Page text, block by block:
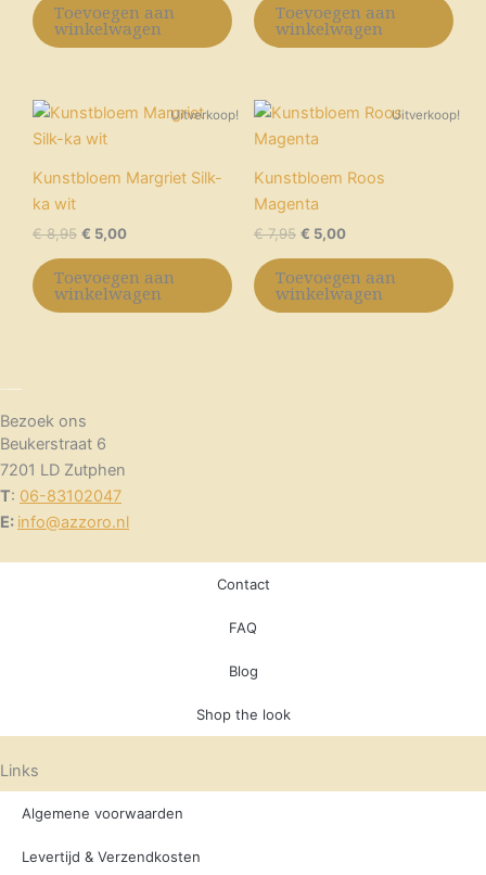
Toevoegen aan
winkelwagen
Toevoegen aan
winkelwagen
Uitverkoop!
Kunstbloem Margriet Silk-
ka wit
€8,95
Oorspronkelijke
was:
€ 5,00
Huidige
Toevoegen aan
winkelwagen
Uitverkoop!
Kunstbloem Roos
Magenta
€7,95
Oorspronkelijke
was:
€ 5,00
Huidige
Toevoegen aan
winkelwagen
Bezoek ons
Beukerstraat 6
7201 LD Zutphen
T: 06-83102047
E: info@azzoro.nl
Contact
FAQ
Blog
Shop the look
Links
Algemene voorwaarden
Levertijd & Verzendkosten